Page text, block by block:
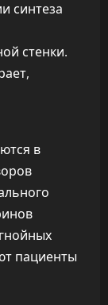
синтеза
стенки.
в
пациенты